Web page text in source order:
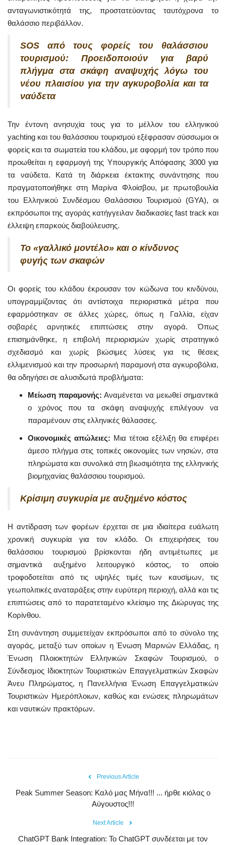
ανταγωνιστικότητά της, προστατεύοντας ταυτόχρονα το
θαλάσσιο περιβάλλον.
SOS από τους φορείς του θαλάσσιου
τουρισμού: Προειδοποιούν για βαρύ
πλήγμα στα σκάφη αναψυχής λόγω του
νέου πλαισίου για την αγκυροβολία και τα
ναύδετα
Την έντονη ανησυχία τους για το μέλλον του ελληνικού
yachting και του θαλάσσιου τουρισμού εξέφρασαν σύσσωμοι οι
φορείς και τα σωματεία του κλάδου, με αφορμή τον τρόπο που
προωθείται η εφαρμογή της Υπουργικής Απόφασης 3000 για
τα ναύδετα. Κατά τη διάρκεια έκτακτης συνάντησης που
πραγματοποιήθηκε στη Μαρίνα Φλοίσβου, με πρωτοβουλία
του Ελληνικού Συνδέσμου Θαλάσσιου Τουρισμού (GYA), οι
εκπρόσωποι της αγοράς κατήγγειλαν διαδικασίες fast track και
έλλειψη επαρκούς διαβούλευσης.
Το «γαλλικό μοντέλο» και ο κίνδυνος
φυγής των σκαφών
Οι φορείς του κλάδου έκρουσαν τον κώδωνα του κινδύνου,
υπογραμμίζοντας ότι αντίστοιχα περιοριστικά μέτρα που
εφαρμόστηκαν σε άλλες χώρες, όπως η Γαλλία, είχαν
σοβαρές αρνητικές επιπτώσεις στην αγορά. Όπως
επισημάνθηκε, η επιβολή περιορισμών χωρίς στρατηγικό
σχεδιασμό και χωρίς βιώσιμες λύσεις για τις θέσεις
ελλιμενισμού και την προσωρινή παραμονή στα αγκυροβόλια,
θα οδηγήσει σε αλυσιδωτά προβλήματα:
Μείωση παραμονής: Αναμένεται να μειωθεί σημαντικά
ο χρόνος που τα σκάφη αναψυχής επιλέγουν να
παραμένουν στις ελληνικές θάλασσες.
Οικονομικές απώλειες: Μια τέτοια εξέλιξη θα επιφέρει
άμεσο πλήγμα στις τοπικές οικονομίες των νησιών, στα
πληρώματα και συνολικά στη βιωσιμότητα της ελληνικής
βιομηχανίας θαλάσσιου τουρισμού.
Κρίσιμη συγκυρία με αυξημένο κόστος
Η αντίδραση των φορέων έρχεται σε μια ιδιαίτερα ευάλωτη
χρονική συγκυρία για τον κλάδο. Οι επιχειρήσεις του
θαλάσσιου τουρισμού βρίσκονται ήδη αντιμέτωπες με
σημαντικά αυξημένο λειτουργικό κόστος, το οποίο
τροφοδοτείται από τις υψηλές τιμές των καυσίμων, τις
γεωπολιτικές αναταράξεις στην ευρύτερη περιοχή, αλλά και τις
επιπτώσεις από το παρατεταμένο κλείσιμο της Διώρυγας της
Κορίνθου.
Στη συνάντηση συμμετείχαν εκπρόσωποι από το σύνολο της
αγοράς, μεταξύ των οποίων η Ένωση Μαρινών Ελλάδας, η
Ένωση Πλοιοκτητών Ελληνικών Σκαφών Τουρισμού, ο
Σύνδεσμος Ιδιοκτητών Τουριστικών Επαγγελματικών Σκαφών
Άνευ Πληρώματος, η Πανελλήνια Ένωση Επαγγελματικών
Τουριστικών Ημερόπλοιων, καθώς και ενώσεις πληρωμάτων
και ναυτικών πρακτόρων.
Previous Article
Peak Summer Season: Kαλό μας Μήνα!!! ... ήρθε κιόλας ο
Αύγουστος!!!
Next Article
ChatGPT Bank Integration: Το ChatGPT συνδέεται με τον